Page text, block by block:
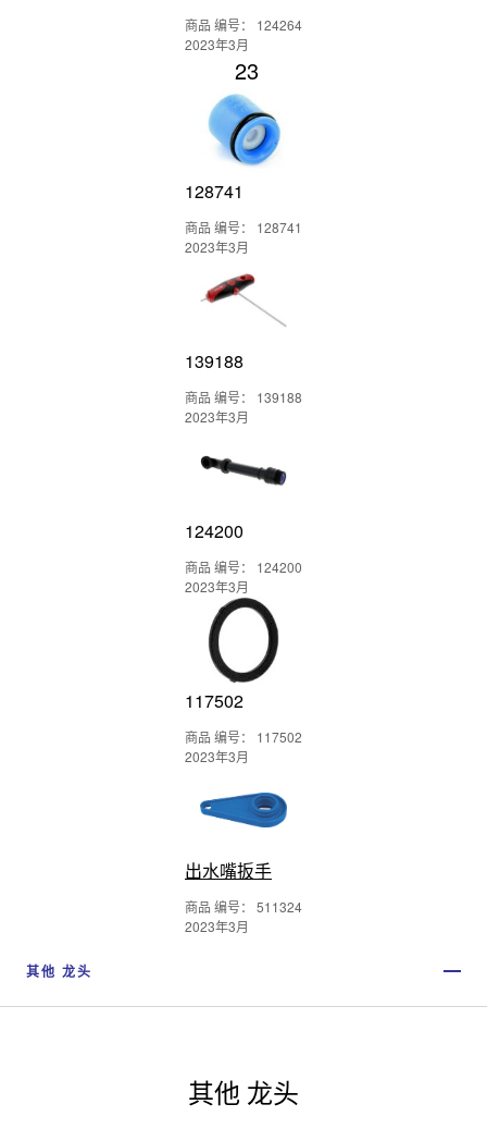
商品 编号： 124264
2023年3月
23
128741
商品 编号： 128741
2023年3月
139188
商品 编号： 139188
2023年3月
124200
商品 编号： 124200
2023年3月
117502
商品 编号： 117502
2023年3月
出水嘴扳手
商品 编号： 511324
2023年3月
其他 龙头
其他 龙头